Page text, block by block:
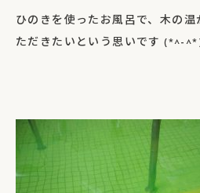
ひのきを使ったお風呂で、木の
ただきたいという思いです (*^-